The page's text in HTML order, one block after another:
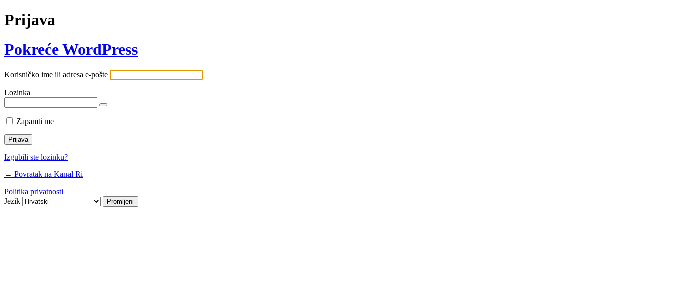
Prijava
Pokreće WordPress
Korisničko ime ili adresa e-pošte
Lozinka
Zapamti me
Izgubili ste lozinku?
← Povratak na Kanal Ri
Politika privatnosti
Jezik